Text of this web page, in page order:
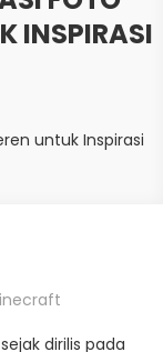
INSPIRASI
untuk Inspirasi
dirilis pada